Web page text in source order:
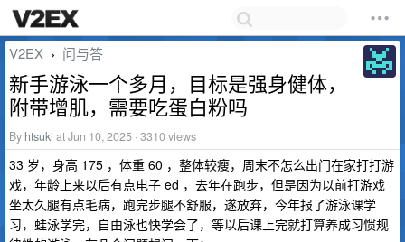
V2EX › 问与答
新手游泳一个多月，目标是强身健体，
附带增肌，需要吃蛋白粉吗
By htsuki at Jun 10, 2025 · 3310 views
33 岁，身高 175 ，体重 60 ，整体较瘦，周末不怎么出门在家打打游
戏，年龄上来以后有点电子 ed ，去年在跑步，但是因为以前打游戏
坐太久腿有点毛病，跑完步腿不舒服，遂放弃，今年报了游泳课学
习，蛙泳学完，自由泳也快学会了，等以后课上完就打算养成习惯规